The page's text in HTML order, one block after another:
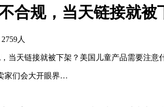
合规，当天链接就被
人
当天链接就被下架？美国儿童产品需要注
家们会大开眼界…